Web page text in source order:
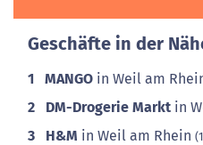
Geschäfte in der
1 MANGO in Weil am
2 DM-Drogerie Markt in
3 H&M in Weil am Rhein